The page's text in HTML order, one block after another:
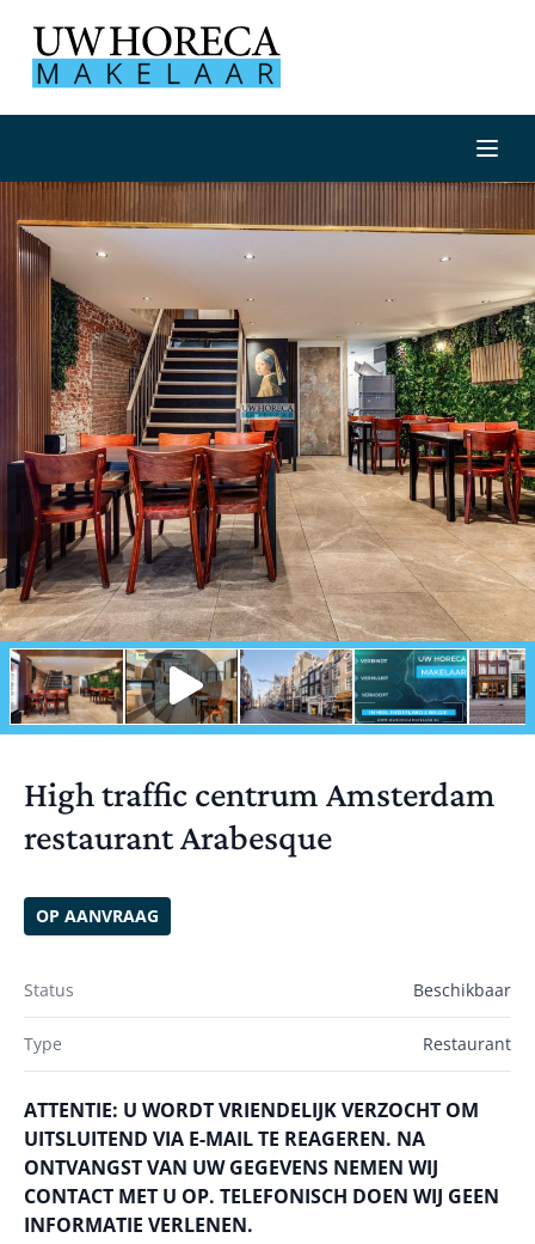
High traffic centrum Amsterdam
restaurant Arabesque
OP AANVRAAG
Status Beschikbaar
Type Restaurant
ATTENTIE: U WORDT VRIENDELIJK VERZOCHT OM
UITSLUITEND VIA E-MAIL TE REAGEREN. NA
ONTVANGST VAN UW GEGEVENS NEMEN WIJ
CONTACT MET U OP. TELEFONISCH DOEN WIJ GEEN
INFORMATIE VERLENEN.